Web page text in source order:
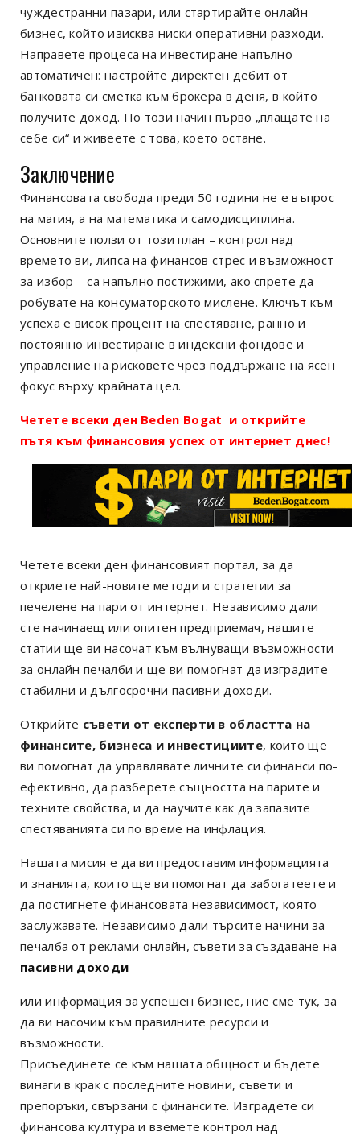
чуждестранни пазари, или стартирайте онлайн
бизнес, който изисква ниски оперативни разходи.
Направете процеса на инвестиране напълно
автоматичен: настройте директен дебит от
банковата си сметка към брокера в деня, в който
получите доход. По този начин първо „плащате на
себе си“ и живеете с това, което остане.
Заключение
Финансовата свобода преди 50 години не е въпрос
на магия, а на математика и самодисциплина.
Основните ползи от този план – контрол над
времето ви, липса на финансов стрес и възможност
за избор – са напълно постижими, ако спрете да
робувате на консуматорското мислене. Ключът към
успеха е висок процент на спестяване, ранно и
постоянно инвестиране в индексни фондове и
управление на рисковете чрез поддържане на ясен
фокус върху крайната цел.
Четете всеки ден Beden Bogat и открийте
пътя към финансовия успех от интернет днес!
Четете всеки ден финансовият портал, за да
откриете най-новите методи и стратегии за
печелене на пари от интернет. Независимо дали
сте начинаещ или опитен предприемач, нашите
статии ще ви насочат към вълнуващи възможности
за онлайн печалби и ще ви помогнат да изградите
стабилни и дългосрочни пасивни доходи.
Открийте съвети от експерти в областта на
финансите, бизнеса и инвестициите, които ще
ви помогнат да управлявате личните си финанси по-
ефективно, да разберете същността на парите и
техните свойства, и да научите как да запазите
спестяванията си по време на инфлация.
Нашата мисия е да ви предоставим информацията
и знанията, които ще ви помогнат да забогатеете и
да постигнете финансовата независимост, която
заслужавате. Независимо дали търсите начини за
печалба от реклами онлайн, съвети за създаване на
пасивни доходи
или информация за успешен бизнес, ние сме тук, за
да ви насочим към правилните ресурси и
възможности.
Присъединете се към нашата общност и бъдете
винаги в крак с последните новини, съвети и
препоръки, свързани с финансите. Изградете си
финансова култура и вземете контрол над